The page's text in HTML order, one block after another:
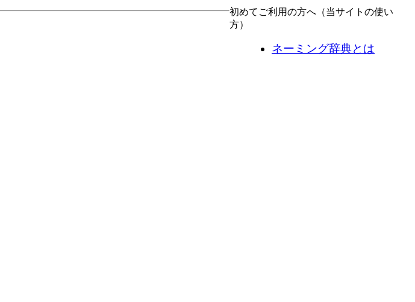
初めてご利用の方へ（当サイトの使い
方）
ネーミング辞典とは